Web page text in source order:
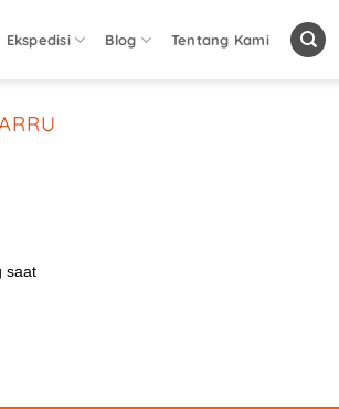
Ekspedisi Blog Tentang Kami
saat